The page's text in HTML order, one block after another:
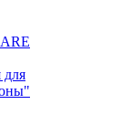
для